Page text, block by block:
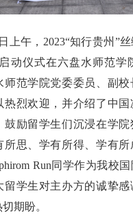
上午，2023“知行贵州”
动仪式在六盘水师范学
师范学院党委委员、副
热烈欢迎，并介绍了中
鼓励留学生们沉浸在学
所思、学有所得、学有
Run同学作为我校
留学生对主办方的诚挚
期盼。